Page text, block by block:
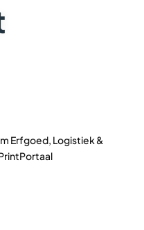
Erfgoed, Logistiek &